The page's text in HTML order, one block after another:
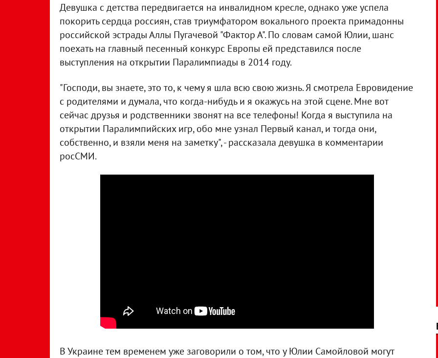
Девушка с детства передвигается на инвалидном кресле, однако уже успела
покорить сердца россиян, став триумфатором вокального проекта примадонны
российской эстрады Аллы Пугачевой "Фактор А". По словам самой Юлии, шанс
поехать на главный песенный конкурс Европы ей представился после
выступления на открытии Паралимпиады в 2014 году.
"Господи, вы знаете, это то, к чему я шла всю свою жизнь. Я смотрела Евровидение
с родителями и думала, что когда-нибудь и я окажусь на этой сцене. Мне вот
сейчас друзья и родственники звонят на все телефоны! Когда я выступила на
открытии Паралимпийских игр, обо мне узнал Первый канал, и тогда они,
собственно, и взяли меня на заметку", - рассказала девушка в комментарии
росСМИ.
В Украине тем временем уже заговорили о том, что у Юлии Самойловой могут